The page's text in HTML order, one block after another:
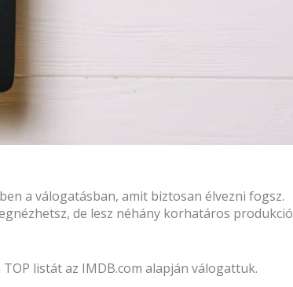
a válogatásban, amit biztosan élvezni fogsz.
de lesz néhány korhatáros produkció
listát az IMDB.com alapján válogattuk.